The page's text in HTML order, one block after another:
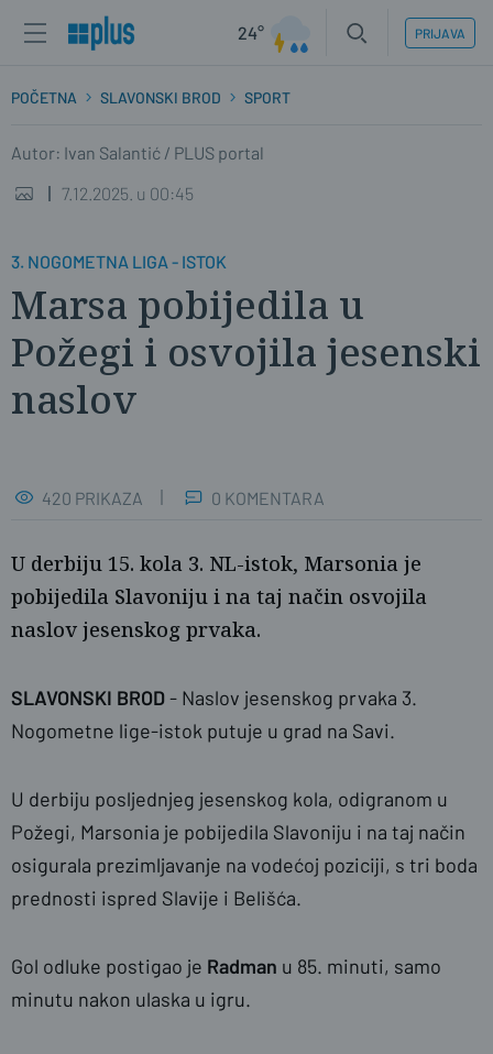
24° PRIJAVA
POČETNA SLAVONSKI BROD SPORT
Autor: Ivan Salantić / PLUS portal
7.12.2025. u 00:45
3. NOGOMETNA LIGA - ISTOK
Marsa pobijedila u
Požegi i osvojila jesenski
naslov
420 PRIKAZA 0 KOMENTARA
U derbiju 15. kola 3. NL-istok, Marsonia je
pobijedila Slavoniju i na taj način osvojila
naslov jesenskog prvaka.
SLAVONSKI BROD- Naslov jesenskog prvaka 3.
Nogometne lige-istok putuje u grad na Savi.
U derbiju posljednjeg jesenskog kola, odigranom u
Požegi, Marsonia je pobijedila Slavoniju i na taj način
osigurala prezimljavanje na vodećoj poziciji, s tri boda
prednosti ispred Slavije i Belišća.
Gol odluke postigao je Radman u 85. minuti, samo
minutu nakon ulaska u igru.